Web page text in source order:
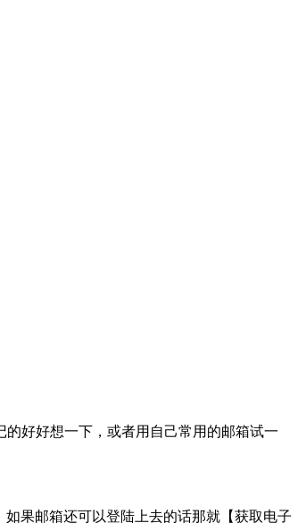
的好好想一下，或者用自己常用的邮箱试一
果邮箱还可以登陆上去的话那就【获取电子